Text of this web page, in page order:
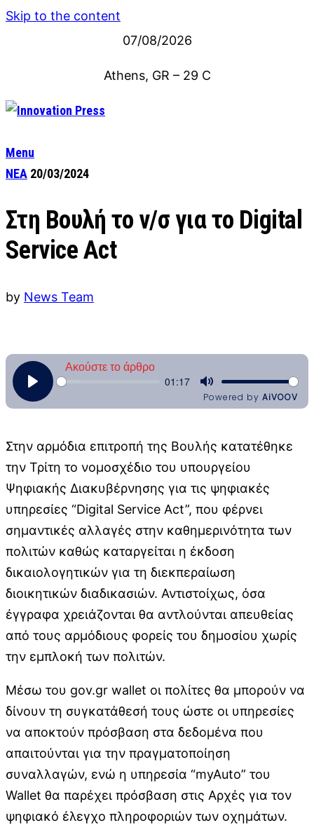
Skip to the content
07/08/2026
Athens, GR – 29 C
Menu
ΝΕΑ 20/03/2024
Στη Βουλή το ν/σ για το Digital
Service Act
by News Team
Στην αρμόδια επιτροπή της Βουλής κατατέθηκε
την Τρίτη το νομοσχέδιο του υπουργείου
Ψηφιακής Διακυβέρνησης για τις ψηφιακές
υπηρεσίες “Digital Service Act”, που φέρνει
σημαντικές αλλαγές στην καθημερινότητα των
πολιτών καθώς καταργείται η έκδοση
δικαιολογητικών για τη διεκπεραίωση
διοικητικών διαδικασιών. Αντιστοίχως, όσα
έγγραφα χρειάζονται θα αντλούνται απευθείας
από τους αρμόδιους φορείς του δημοσίου χωρίς
την εμπλοκή των πολιτών.
Μέσω του gov.gr wallet οι πολίτες θα μπορούν να
δίνουν τη συγκατάθεσή τους ώστε οι υπηρεσίες
να αποκτούν πρόσβαση στα δεδομένα που
απαιτούνται για την πραγματοποίηση
συναλλαγών, ενώ η υπηρεσία “myAuto” του
Wallet θα παρέχει πρόσβαση στις Αρχές για τον
ψηφιακό έλεγχο πληροφοριών των οχημάτων.